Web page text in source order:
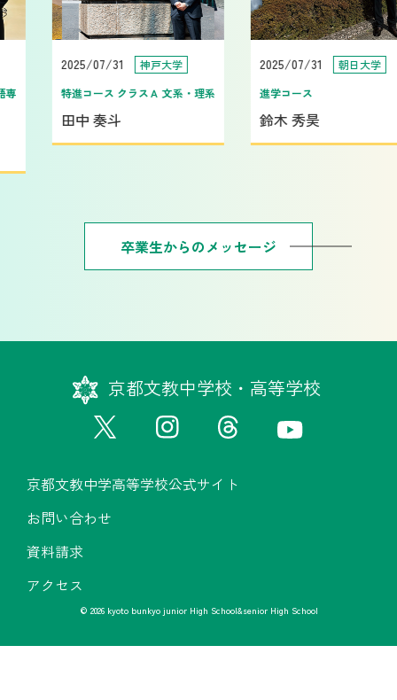
2025/07/31
神戸大学
特進コース クラスＡ 文系・理系
田中 奏斗
2025/07/31
朝日大学
進学コース
鈴木 秀昊
卒業生からのメッセージ
京都文教中学校・高等学校
京都文教中学高等学校公式サイト
お問い合わせ
資料請求
アクセス
© 2026 kyoto bunkyo junior High School&senior High School